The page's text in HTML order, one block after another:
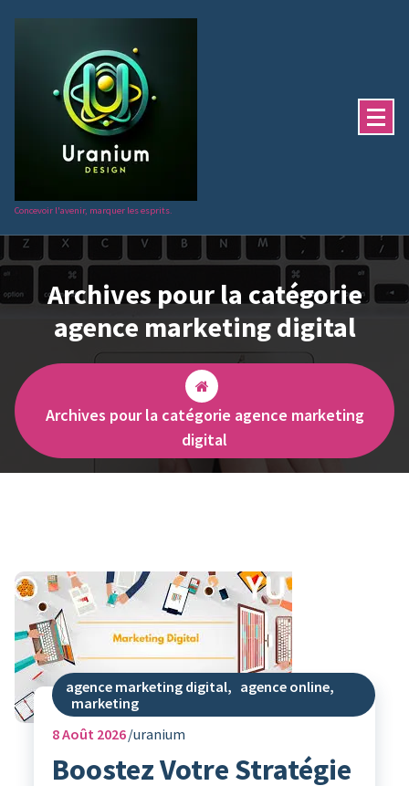
Concevoir l'avenir, marquer les esprits.
Archives pour la catégorie
agence marketing digital
Archives pour la catégorie agence marketing
digital
agence marketing digital, agence online,
marketing
8Août 2026 uranium
Boostez Votre Stratégie